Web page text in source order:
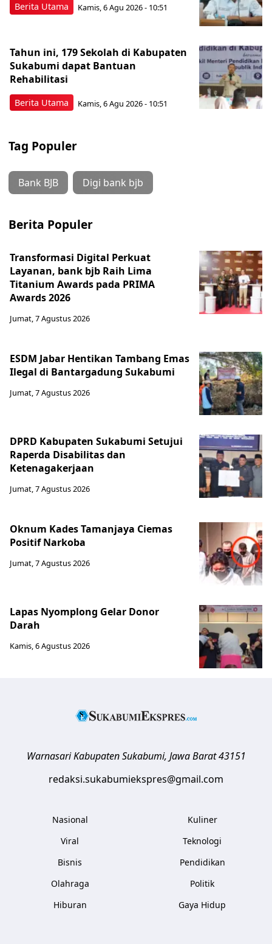
Berita Utama Kamis, 6 Agu 2026 - 10:51
Berita Utama
Tahun ini, 179 Sekolah di Kabupaten
Sukabumi dapat Bantuan
Rehabilitasi
Kamis, 6 Agu 2026 - 10:51
Tag Populer
Bank BJB Digi bank bjb
Berita Populer
Transformasi Digital Perkuat
Layanan, bank bjb Raih Lima
Titanium Awards pada PRIMA
Awards 2026
Jumat, 7 Agustus 2026
ESDM Jabar Hentikan Tambang Emas
Ilegal di Bantargadung Sukabumi
Jumat, 7 Agustus 2026
DPRD Kabupaten Sukabumi Setujui
Raperda Disabilitas dan
Ketenagakerjaan
Jumat, 7 Agustus 2026
Oknum Kades Tamanjaya Ciemas
Positif Narkoba
Jumat, 7 Agustus 2026
Lapas Nyomplong Gelar Donor
Darah
Kamis, 6 Agustus 2026
Warnasari Kabupaten Sukabumi, Jawa Barat 43151
redaksi.sukabumiekspres@gmail.com
Nasional
Viral
Bisnis
Olahraga
Hiburan
Kuliner
Teknologi
Pendidikan
Politik
Gaya Hidup